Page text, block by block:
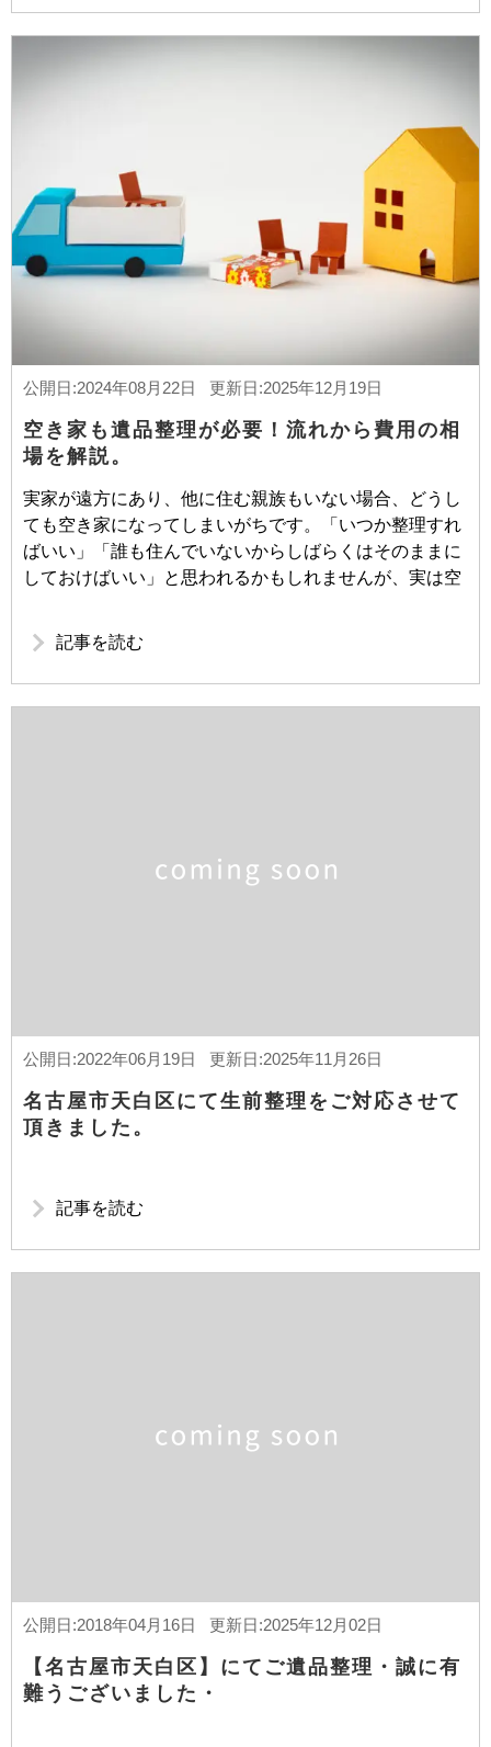
公開日:2024年08月22日 更新日:2025年12月19日
空き家も遺品整理が必要！流れから費用の相
場を解説。
実家が遠方にあり、他に住む親族もいない場合、どうし
ても空き家になってしまいがちです。「いつか整理すれ
ばいい」「誰も住んでいないからしばらくはそのままに
しておけばいい」と思われるかもしれませんが、実は空
記事を読む
公開日:2022年06月19日 更新日:2025年11月26日
名古屋市天白区にて生前整理をご対応させて
頂きました。
記事を読む
公開日:2018年04月16日 更新日:2025年12月02日
【名古屋市天白区】にてご遺品整理・誠に有
難うございました・